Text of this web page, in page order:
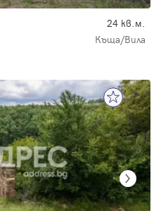
24 кв.м.
Къща/Вила